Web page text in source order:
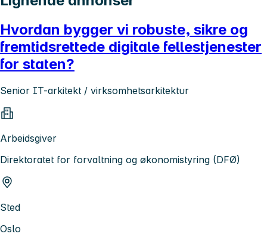
Hvordan bygger vi robuste, sikre og
fremtidsrettede digitale fellestjenester
for staten?
Senior IT-arkitekt / virksomhetsarkitektur
Arbeidsgiver
Direktoratet for forvaltning og økonomistyring (DFØ)
Sted
Oslo